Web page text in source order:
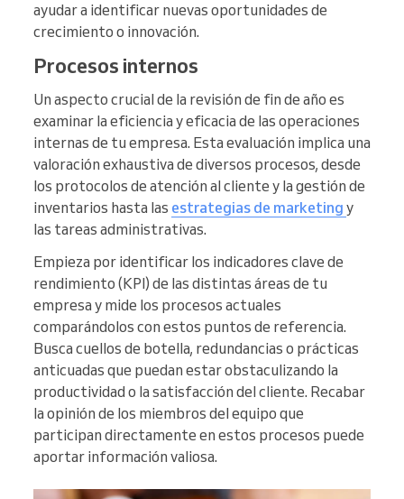
ayudar a identificar nuevas oportunidades de
crecimiento o innovación.
Procesos internos
Un aspecto crucial de la revisión de fin de año es
examinar la eficiencia y eficacia de las operaciones
internas de tu empresa. Esta evaluación implica una
valoración exhaustiva de diversos procesos, desde
los protocolos de atención al cliente y la gestión de
inventarios hasta las estrategias de marketing y
las tareas administrativas.
Empieza por identificar los indicadores clave de
rendimiento (KPI) de las distintas áreas de tu
empresa y mide los procesos actuales
comparándolos con estos puntos de referencia.
Busca cuellos de botella, redundancias o prácticas
anticuadas que puedan estar obstaculizando la
productividad o la satisfacción del cliente. Recabar
la opinión de los miembros del equipo que
participan directamente en estos procesos puede
aportar información valiosa.